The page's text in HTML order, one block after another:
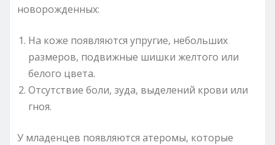
новорожденных:
На коже появляются упругие, небольших
размеров, подвижные шишки желтого или
белого цвета.
Отсутствие боли, зуда, выделений крови или
гноя.
У младенцев появляются атеромы, которые